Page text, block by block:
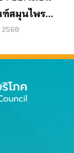
สมุนไพร
โฆษณา
2568